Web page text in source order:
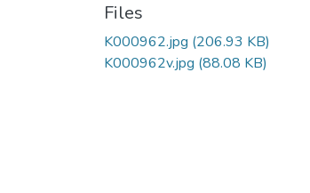
Files
K000962.jpg (206.93 KB)
K000962v.jpg (88.08 KB)